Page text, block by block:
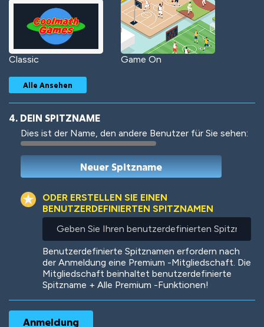
Classic Game On
Woof Jungle Cats
Colorful
Alle Ansehen
4. DEIN SPITZNAME
Dies ist der Name, den andere Benutzer für Sie sehen:
ODER ERSTELLEN SIE EINEN
BENUTZERDEFINIERTEN SPITZNAMEN
benutzerdefinierten
Spitznamen
Benutzerdefinierte Spitznamen erfordern nach
der Anmeldung eine Premium -Mitgliedschaft. Die
Mitgliedschaft beinhaltet benutzerdefinierte
Spitzname + Alle Premium -Funktionen!